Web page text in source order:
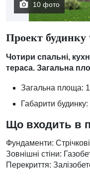
10 фото
Проект
Чотири спальні,
тераса. Загальна
Загальна площа:
Габарити
Що входить в
Фундаменти: Стрічкові
Зовнішні стіни:
Перекриття: